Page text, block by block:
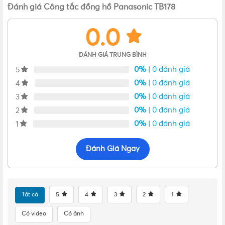
Bản vẽ của công tắc hẹn giờ Panasonic TB178
Đặc điểm của công tắc hẹn giờ TB178
Đánh giá Công tắc đồng hồ Panasonic TB178
0.0
ĐÁNH GIÁ TRUNG BÌNH
5 0% | 0 đánh giá
4
0% | 0 đánh giá
3
0% | 0 đánh giá
2
0% | 0 đánh giá
1
0% | 0 đánh giá
Đánh Giá Ngay
Tất cả 5 4 3 2 1
Có video Có ảnh